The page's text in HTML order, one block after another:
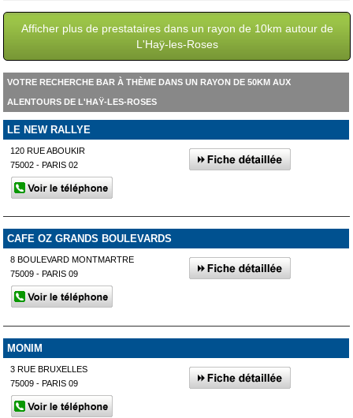
Afficher plus de prestataires dans un rayon de 10km autour de
L'Haÿ-les-Roses
VOTRE RECHERCHE BAR À THÈME DANS UN RAYON DE 50KM AUX
ALENTOURS DE L'HAŸ-LES-ROSES
LE NEW RALLYE
120 RUE ABOUKIR
75002 - PARIS 02
CAFE OZ GRANDS BOULEVARDS
8 BOULEVARD MONTMARTRE
75009 - PARIS 09
MONIM
3 RUE BRUXELLES
75009 - PARIS 09